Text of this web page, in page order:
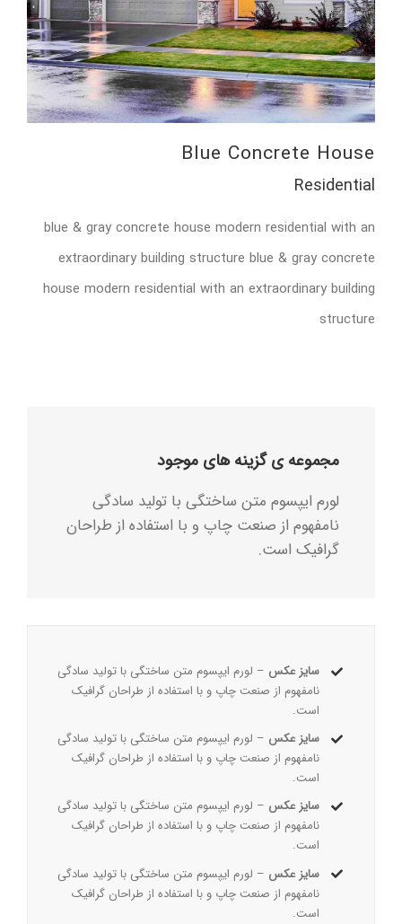
Blue Concrete House
Residential
blue & gray concrete house modern residential with an
extraordinary building structure blue & gray concrete
house modern residential with an extraordinary building
structure
مجموعه ی گزینه های موجود
لورم ایپسوم متن ساختگی با تولید سادگی
نامفهوم از صنعت چاپ و با استفاده از طراحان
گرافیک است.
سایز عکس – لورم ایپسوم متن ساختگی با تولید سادگی
نامفهوم از صنعت چاپ و با استفاده از طراحان گرافیک
است.
سایز عکس – لورم ایپسوم متن ساختگی با تولید سادگی
نامفهوم از صنعت چاپ و با استفاده از طراحان گرافیک
است.
سایز عکس – لورم ایپسوم متن ساختگی با تولید سادگی
نامفهوم از صنعت چاپ و با استفاده از طراحان گرافیک
است.
سایز عکس – لورم ایپسوم متن ساختگی با تولید سادگی
نامفهوم از صنعت چاپ و با استفاده از طراحان گرافیک
است.